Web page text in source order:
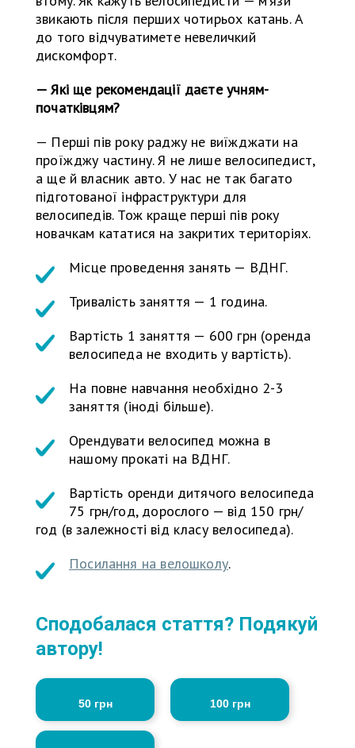
звикають після перших чотирьох катань. А
до того відчуватимете невеличкий
дискомфорт.
— Які ще рекомендації даєте учням-
початківцям?
— Перші пів року раджу не виїжджати на
проїжджу частину. Я не лише велосипедист,
а ще й власник авто. У нас не так багато
підготованої інфраструктури для
велосипедів. Тож краще перші пів року
новачкам кататися на закритих територіях.
Місце проведення занять — ВДНГ.
Тривалість заняття — 1 година.
Вартість 1 заняття — 600 грн (оренда
велосипеда не входить у вартість).
На повне навчання необхідно 2-3
заняття (іноді більше).
Орендувати велосипед можна в
нашому прокаті на ВДНГ.
Вартість оренди дитячого велосипеда
75 грн/год, дорослого — від 150 грн/
год (в залежності від класу велосипеда).
Посилання на велошколу.
Сподобалася стаття? Подякуй
автору!
50 грн 100 грн